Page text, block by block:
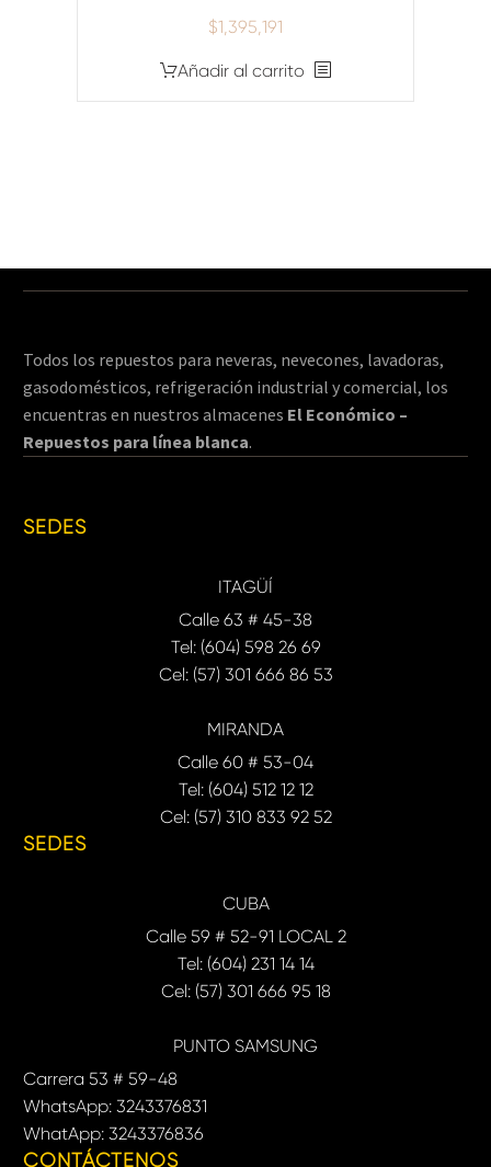
$1,395,191
Añadir al carrito
Todos los repuestos para neveras, nevecones, lavadoras,
gasodomésticos, refrigeración industrial y comercial, los
encuentras en nuestros almacenes El Económico –
Repuestos para línea blanca.
SEDES
ITAGÜÍ
Calle 63 # 45-38
Tel: (604) 598 26 69
Cel: (57) 301 666 86 53
MIRANDA
Calle 60 # 53-04
Tel: (604) 512 12 12
Cel: (57) 310 833 92 52
SEDES
CUBA
Calle 59 # 52-91 LOCAL 2
Tel: (604) 231 14 14
Cel: (57) 301 666 95 18
PUNTO SAMSUNG
Carrera 53 # 59-48
WhatsApp: 3243376831
WhatApp: 3243376836
CONTÁCTENOS